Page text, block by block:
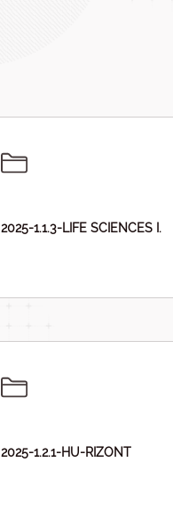
2025-1.1.3-LIFE SCIENCES I.
2025-1.2.1-HU-RIZONT